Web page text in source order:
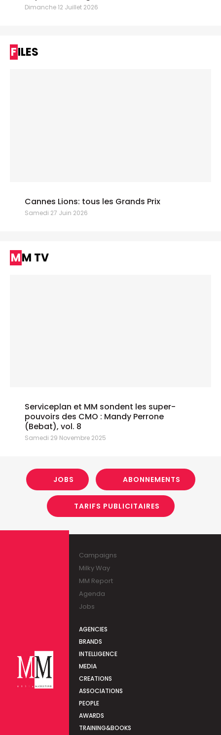
Dimanche 12 Juillet 2026
FILES
Cannes Lions: tous les Grands Prix
Samedi 27 Juin 2026
MM TV
Serviceplan et MM sondent les super-
pouvoirs des CMO : Mandy Perrone
(Bebat), vol. 8
Samedi 29 Novembre 2025
JOBS ABONNEMENTS
TARIFS PUBLICITAIRES
Campaigns
Milky Way
MM Report
Agenda
Jobs
AGENCIES
BRANDS
INTELLIGENCE
MEDIA
CREATIONS
ASSOCIATIONS
PEOPLE
AWARDS
TRAINING&BOOKS